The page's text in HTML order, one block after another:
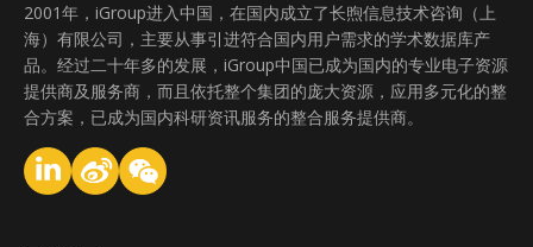
2001年，iGroup进入中国，在国内成立了长煦信息技术咨询（上
海）有限公司，主要从事引进符合国内用户需求的学术数据库产
品。经过二十年多的发展，iGroup中国已成为国内的专业电子资源
提供商及服务商，而且依托整个集团的庞大资源，应用多元化的整
合方案，已成为国内科研资讯服务的整合服务提供商。